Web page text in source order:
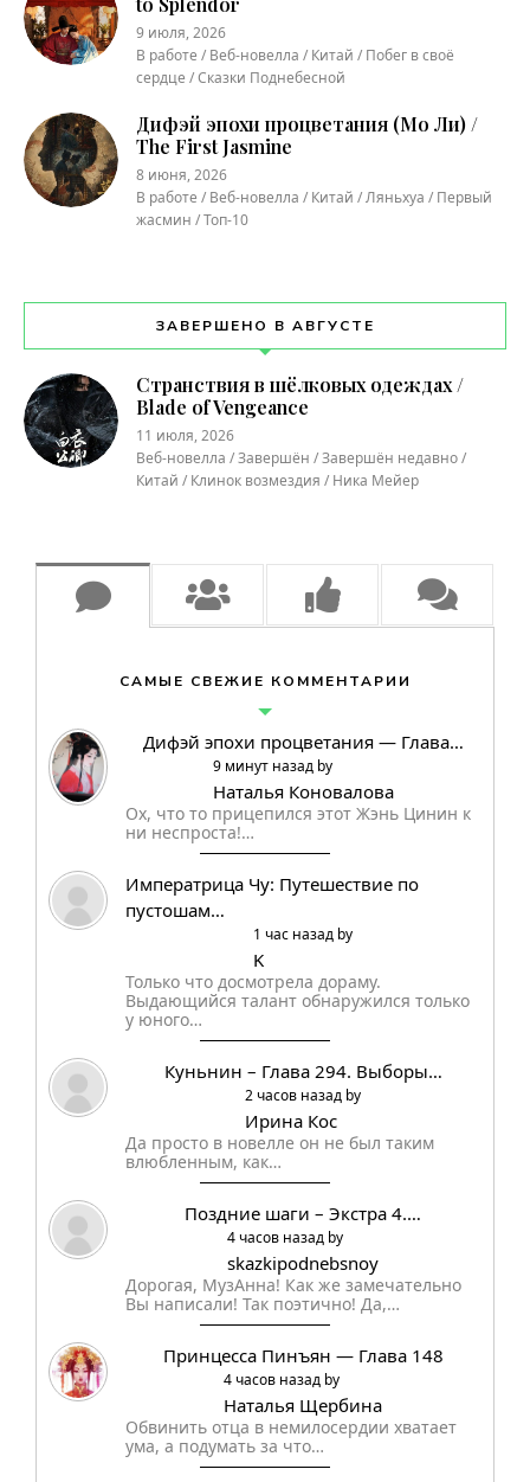
9 июля, 2026
В работе / Веб-новелла / Китай / Побег в своё
сердце / Сказки Поднебесной
Дифэй эпохи процветания (Мо Ли) /
The First Jasmine
8 июня, 2026
В работе / Веб-новелла / Китай / Ляньхуа / Первый
жасмин / Топ-10
ЗАВЕРШЕНО В АВГУСТЕ
Странствия в шёлковых одеждах /
Blade of Vengeance
11 июля, 2026
Веб-новелла / Завершён / Завершён недавно /
Китай / Клинок возмездия / Ника Мейер
САМЫЕ СВЕЖИЕ КОММЕНТАРИИ
Дифэй эпохи процветания — Глава…
9 минут назад by
Наталья Коновалова
Ох, что то прицепился этот Жэнь Цинин к
ни неспроста!…
Императрица Чу: Путешествие по
пустошам…
1 час назад by
K
Только что досмотрела дораму.
Выдающийся талант обнаружился только
у юного…
Куньнин – Глава 294. Выборы…
2 часов назад by
Ирина Кос
Да просто в новелле он не был таким
влюбленным, как…
Поздние шаги – Экстра 4.…
4 часов назад by
skazkipodnebsnoy
Дорогая, МузАнна! Как же замечательно
Вы написали! Так поэтично! Да,…
Принцесса Пинъян — Глава 148
4 часов назад by
Наталья Щербина
Обвинить отца в немилосердии хватает
ума, а подумать за что…